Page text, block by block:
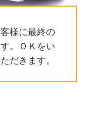
様に最終の
。ＯＫをい
だきます。